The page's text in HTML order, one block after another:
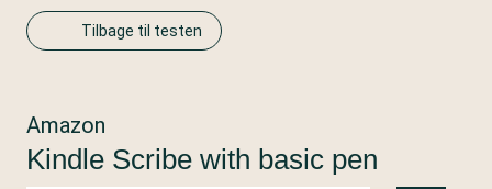
Tilbage til testen
Amazon
Kindle Scribe with basic pen